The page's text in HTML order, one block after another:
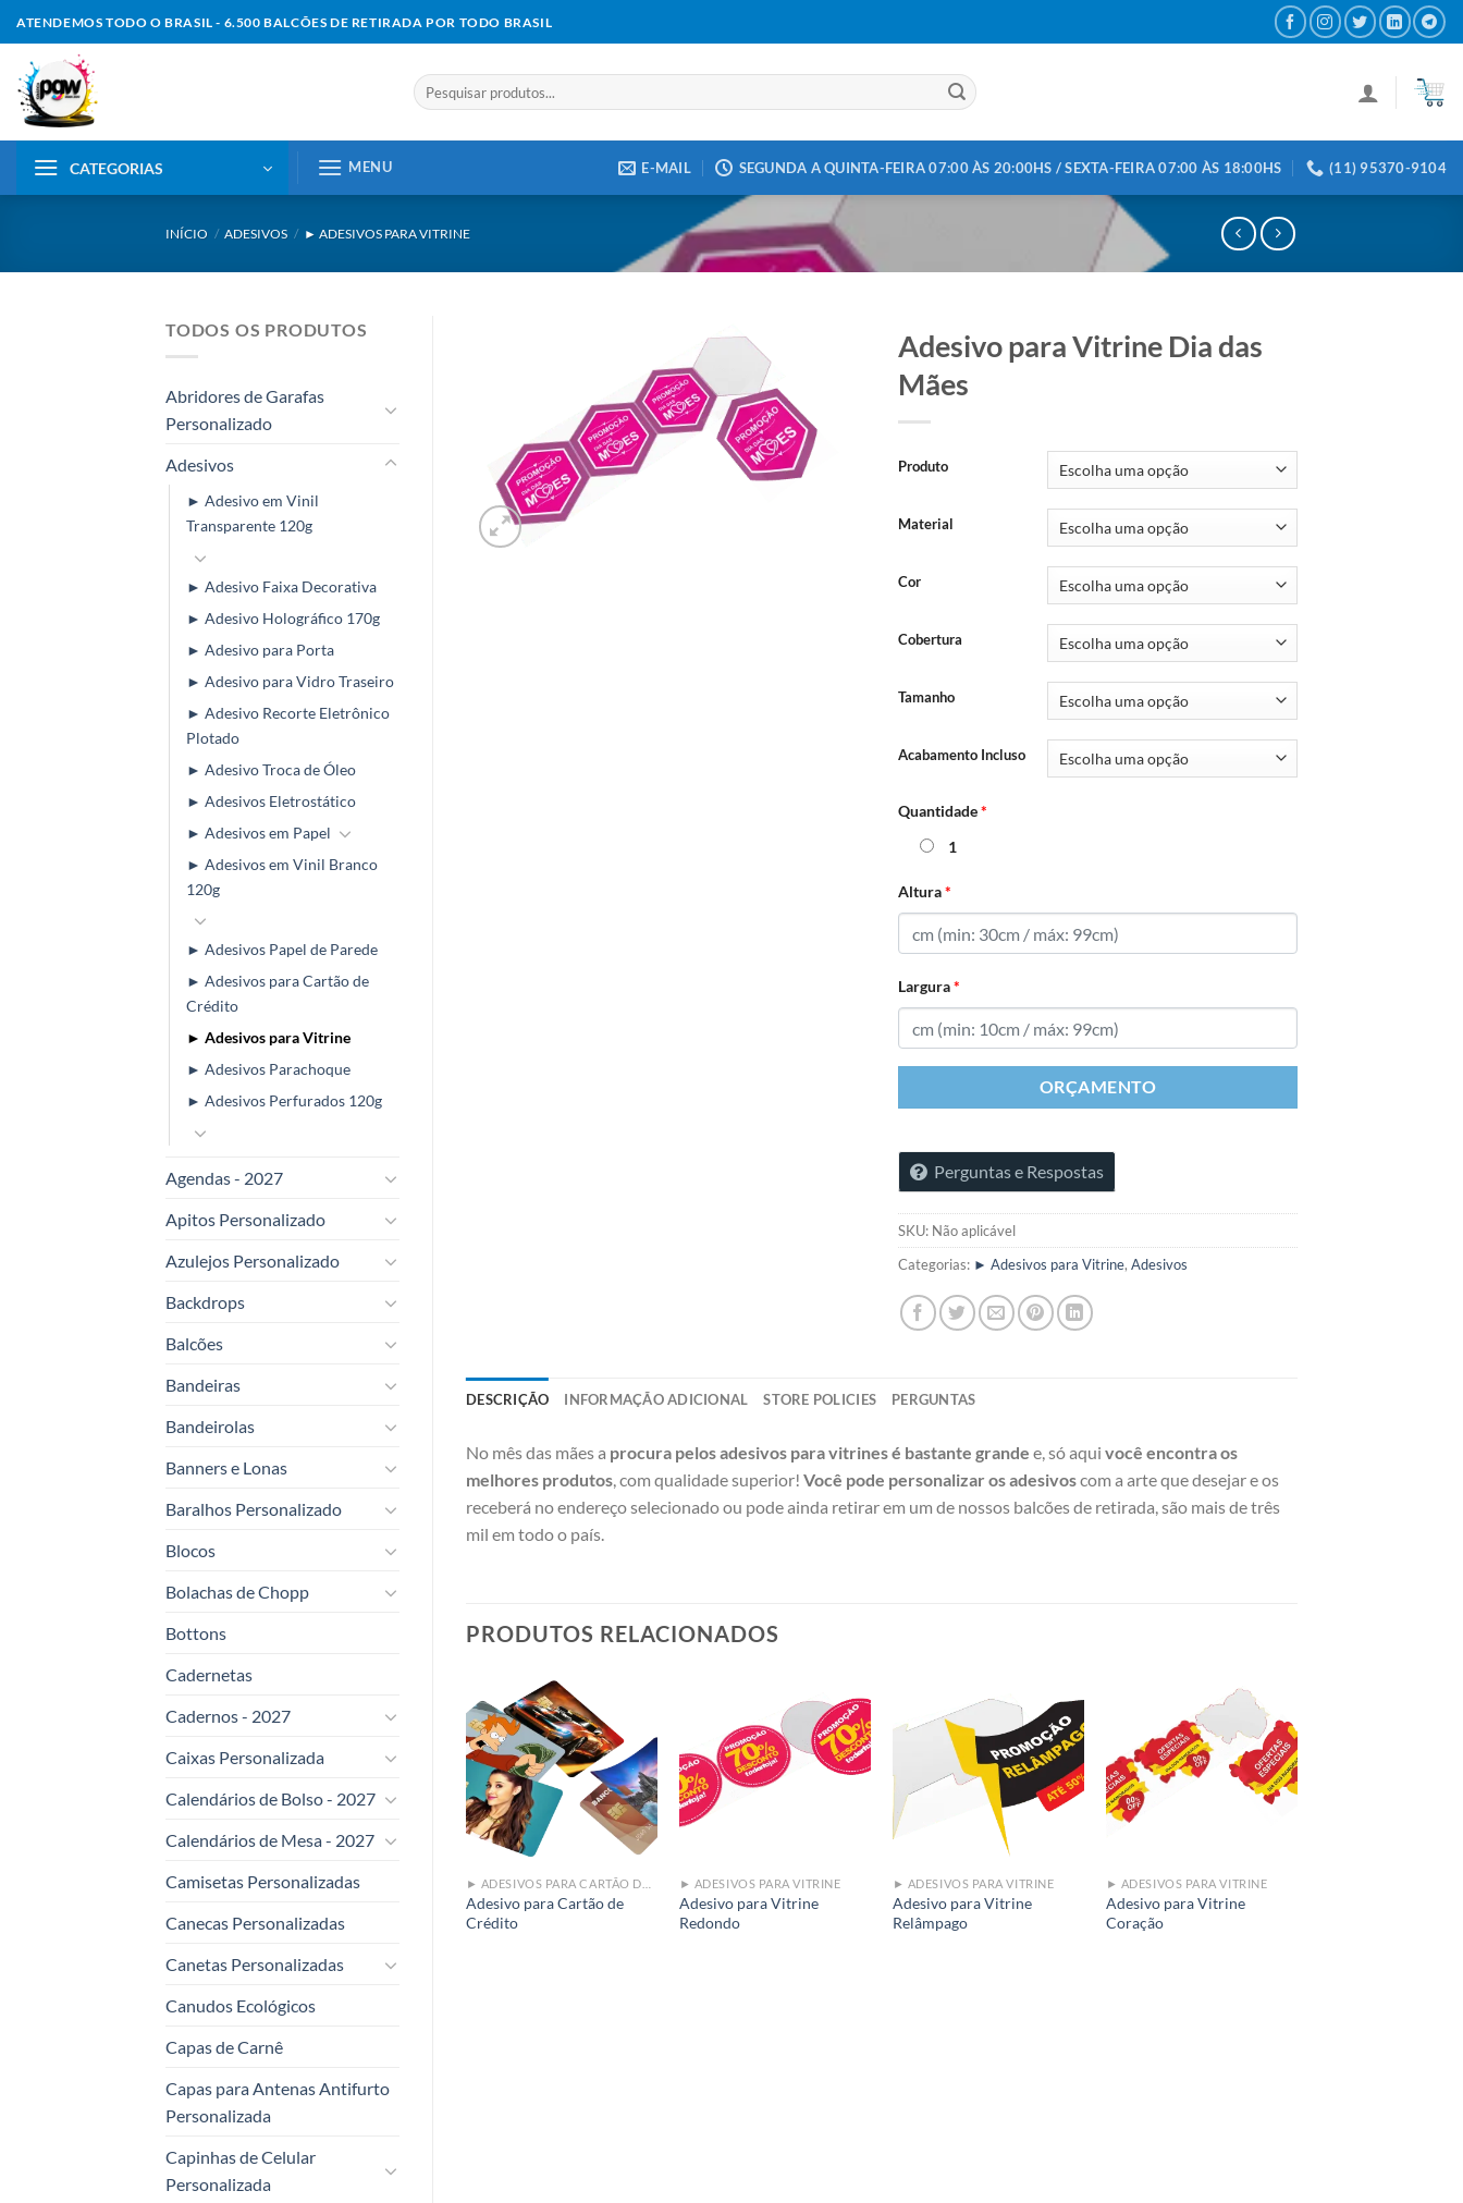
to
content
ATENDEMOS TODO O BRASIL - 6.500 BALCÕES DE RETIRADA POR TODO BRASIL
Pesquisar
por:
CATEGORIAS MENU E-MAIL SEGUNDA A QUINTA-FEIRA 07:00 ÀS 20:00HS / SEXTA-FEIRA 07:00 ÀS 18:00HS (11) 95370-9104
INÍCIO / ADESIVOS / ► ADESIVOS PARA VITRINE
TODOS OS PRODUTOS
Abridores de Garafas
Personalizado
Adesivos
► Adesivo em Vinil
Transparente 120g
► Adesivo Faixa Decorativa
► Adesivo Holográfico 170g
► Adesivo para Porta
► Adesivo para Vidro Traseiro
► Adesivo Recorte Eletrônico
Plotado
► Adesivo Troca de Óleo
► Adesivos Eletrostático
► Adesivos em Papel
► Adesivos em Vinil Branco
120g
► Adesivos Papel de Parede
► Adesivos para Cartão de
Crédito
► Adesivos para Vitrine
► Adesivos Parachoque
► Adesivos Perfurados 120g
Agendas - 2027
Apitos Personalizado
Azulejos Personalizado
Backdrops
Balcões
Bandeiras
Bandeirolas
Banners e Lonas
Baralhos Personalizado
Blocos
Bolachas de Chopp
Bottons
Cadernetas
Cadernos - 2027
Caixas Personalizada
Calendários de Bolso - 2027
Calendários de Mesa - 2027
Camisetas Personalizadas
Canecas Personalizadas
Canetas Personalizadas
Canudos Ecológicos
Capas de Carnê
Capas para Antenas Antifurto
Personalizada
Capinhas de Celular
Personalizada
Add to
wishlist
Adesivo para Vitrine Dia das
Mães
Produto
Material
Cor
Cobertura
Tamanho
Acabamento Incluso
Quantidade*
1
Altura*
Largura*
ORÇAMENTO
Perguntas e Respostas
SKU: Não aplicável
Categorias: ► Adesivos para Vitrine, Adesivos
DESCRIÇÃO INFORMAÇÃO ADICIONAL STORE POLICIES PERGUNTAS
No mês das mães a procura pelos adesivos para vitrines é bastante grande e, só aqui você encontra os
melhores produtos , com qualidade superior! Você pode personalizar os adesivoscom a arte que desejar e os
receberá no endereço selecionado ou pode ainda retirar em um de nossos balcões de retirada, são mais de três
mil em todo o país.
PRODUTOS RELACIONADOS
Add to
wishlist
Adesivo para Cartão de
Crédito
Add to
► ADESIVOS PARA VITRINE
Adesivo para Vitrine
Redondo
Add to
wishlist
► ADESIVOS PARA VITRINE
Adesivo para Vitrine
Relâmpago
Add to
wishlist
► ADESIVOS PARA VITRINE
Adesivo para Vitrine
Coração
► ADESIVO PARA PORTA ► ADESIVOS PARA VITRINE
Quadrado com Cantos